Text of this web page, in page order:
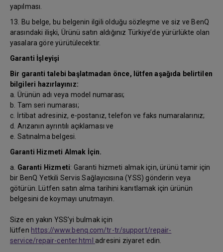
yapılması.
13. Bu belge, bu belgenin ilgili olduğu sözleşme ve siz ve BenQ
arasındaki ilişki, Ürünü satın aldığınız Türkiye’de yürürlükte olan
yasalara göre yürütülecektir.
Garanti İşleyişi
Bir garanti talebi başlatmadan önce, lütfen aşağıda belirtilen
bilgileri hazırlayınız:
a. Ürünün adı veya model numarası;
b. Tam seri numarası;
c. İrtibat adresiniz, e-postanız, telefon ve faks numaralarınız;
d. Arızanın ayrıntılı açıklaması ve
e. Satınalma belgesi.
Garanti Hizmeti Almak İçin.
a. Garanti Hizmeti: Garanti hizmeti almak için, ürünü tamir için
bir BenQ Yetkili Servis Sağlayıcısına (YSS) gönderin veya
götürün. Lütfen satın alma tarihini kanıtlamak için ürünün
belgesini de koymayı unutmayın.
Size en yakın YSS’yi bulmak için
lütfen https://www.benq.com/tr-tr/support/repair-
service/repair-center.html adresini ziyaret edin.